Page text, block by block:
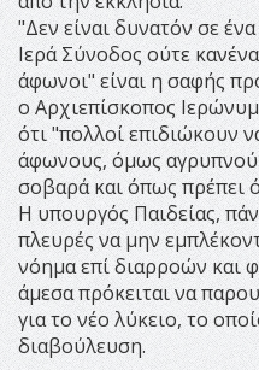
"Δεν είναι δυνατόν σε
Ιερά Σύνοδος ούτε
άφωνοι" είναι η σαφής
ο Αρχιεπίσκοπος
ότι "πολλοί επιδιώκουν
άφωνους, όμως
σοβαρά και όπως πρέπει
Η υπουργός Παιδείας,
πλευρές να μην
νόημα επί διαρροών και
άμεσα πρόκειται να
για το νέο λύκειο, το
διαβούλευση.